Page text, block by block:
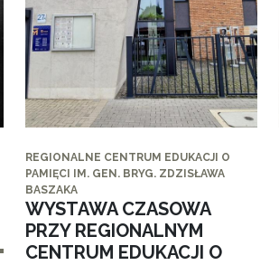
REGIONALNE CENTRUM EDUKACJI O
PAMIĘCI IM. GEN. BRYG. ZDZISŁAWA
BASZAKA
WYSTAWA CZASOWA
PRZY REGIONALNYM
CENTRUM EDUKACJI O